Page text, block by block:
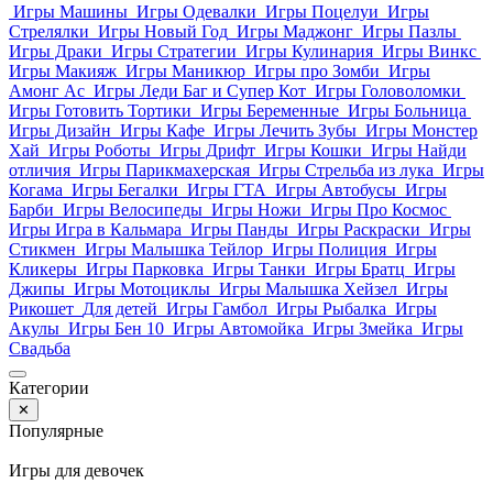
Игры Машины Игры Одевалки Игры Поцелуи Игры
Стрелялки Игры Новый Год Игры Маджонг Игры Пазлы
Игры Драки Игры Стратегии Игры Кулинария Игры Винкс
Игры Макияж Игры Маникюр Игры про Зомби Игры
Амонг Ас Игры Леди Баг и Супер Кот Игры Головоломки
Игры Готовить Тортики Игры Беременные Игры Больница
Игры Дизайн Игры Кафе Игры Лечить Зубы Игры Монстер
Хай Игры Роботы Игры Дрифт Игры Кошки Игры Найди
отличия Игры Парикмахерская Игры Стрельба из лука Игры
Когама Игры Бегалки Игры ГТА Игры Автобусы Игры
Барби Игры Велосипеды Игры Ножи Игры Про Космос
Игры Игра в Кальмара Игры Панды Игры Раскраски Игры
Стикмен Игры Малышка Тейлор Игры Полиция Игры
Кликеры Игры Парковка Игры Танки Игры Братц Игры
Джипы Игры Мотоциклы Игры Малышка Хейзел Игры
Рикошет Для детей Игры Гамбол Игры Рыбалка Игры
Акулы Игры Бен 10 Игры Автомойка Игры Змейка Игры
Свадьба
Категории
✕
Популярные
Игры для девочек